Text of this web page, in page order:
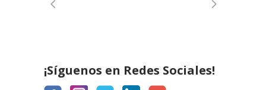
¡Síguenos en Redes Sociales!